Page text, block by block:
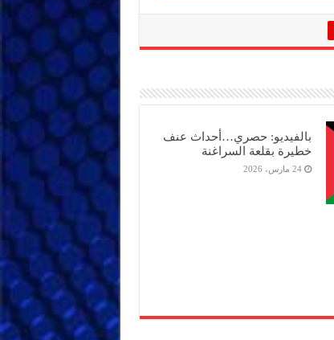
بالفيديو: حصري…أحداث عنف
خطيرة بقلعة السراغنة
24 مارس، 2026